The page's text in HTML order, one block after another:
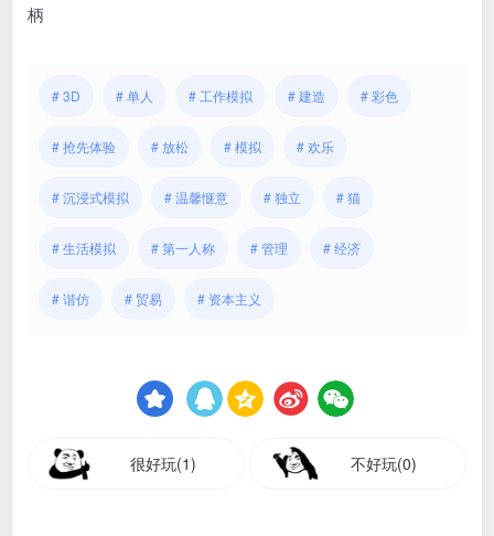
柄
# 3D # 单人 # 工作模拟 # 建造 # 彩色
# 抢先体验 # 放松 # 模拟 # 欢乐
# 沉浸式模拟 # 温馨惬意 # 独立 # 猫
# 生活模拟 # 第一人称 # 管理 # 经济
# 谐仿 # 贸易 # 资本主义
很好玩(1) 不好玩(0)